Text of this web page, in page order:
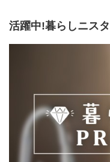
活躍中!暮らしニス